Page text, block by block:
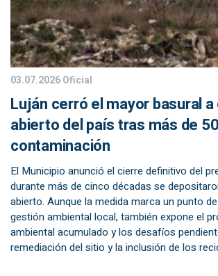
03.07.2026Oficial
Luján cerró el mayor basural
abierto del país tras más de
contaminación
El Municipio anunció el cierre definitivo del
durante más de cinco décadas se
abierto. Aunque la medida marca un punto
gestión ambiental local, también expone el
ambiental acumulado y los desafíos
remediación del sitio y la inclusión de los